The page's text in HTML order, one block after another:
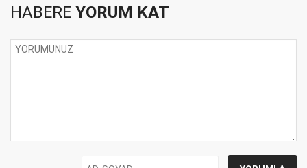
HABERE YORUM KAT